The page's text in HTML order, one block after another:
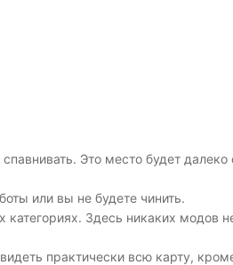
Это место будет далеко
или вы не будете чинить.
Здесь никаких модов
практически всю карту,